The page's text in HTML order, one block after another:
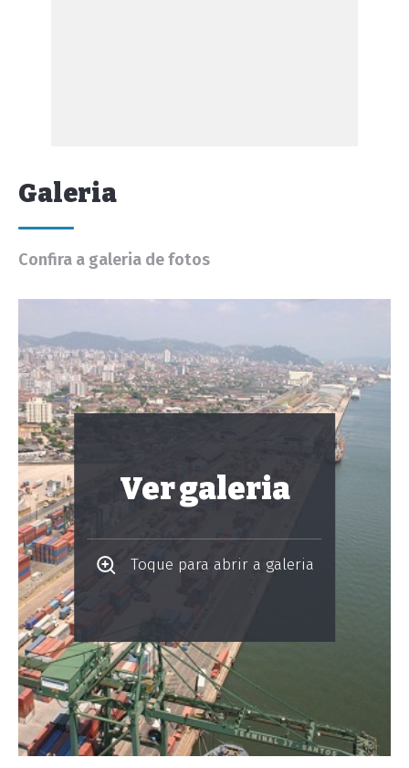
Galeria
Confira a galeria de fotos
Ver galeria
Toque para abrir a galeria